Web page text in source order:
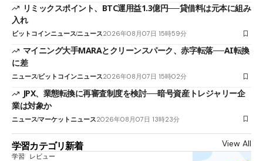
リミックスポイント、BTC運用益1.3億円──貸借料は元本に組み
入れ
ビットコインニュースニュース2026年08月07日 15時59分
マイニング大手MARAとクリーンスパーク、赤字転落──AI転換
に差
ニュースビットコインニュース2026年08月07日 15時02分
JPX、業態転換に再審査制度を検討──暗号資産トレジャリー企
業は対象か
ニュースマーケットニュース2026年08月07日 13時23分
学習カテゴリ新着 View All
学習 レビュー